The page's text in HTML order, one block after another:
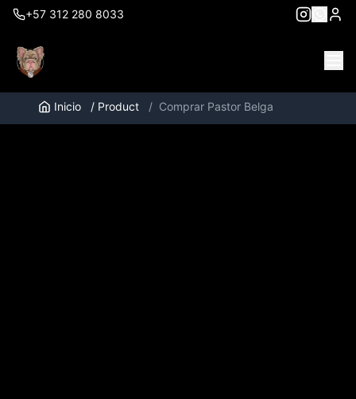
+57 312 280 8033
Inicio / Product / Comprar Pastor Belga